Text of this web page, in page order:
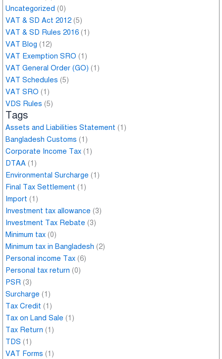
Uncategorized (0)
VAT & SD Act 2012 (5)
VAT & SD Rules 2016 (1)
VAT Blog (12)
VAT Exemption SRO (1)
VAT General Order (GO) (1)
VAT Schedules (5)
VAT SRO (1)
VDS Rules (5)
Tags
Assets and Liabilities Statement (1)
Bangladesh Customs (1)
Corporate Income Tax (1)
DTAA (1)
Environmental Surcharge (1)
Final Tax Settlement (1)
Import (1)
Investment tax allowance (3)
Investment Tax Rebate (3)
Minimum tax (0)
Minimum tax in Bangladesh (2)
Personal income Tax (6)
Personal tax return (0)
PSR (3)
Surcharge (1)
Tax Credit (1)
Tax on Land Sale (1)
Tax Return (1)
TDS (1)
VAT Forms (1)